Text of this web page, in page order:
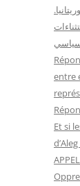
entre
Et si
d’Aleg